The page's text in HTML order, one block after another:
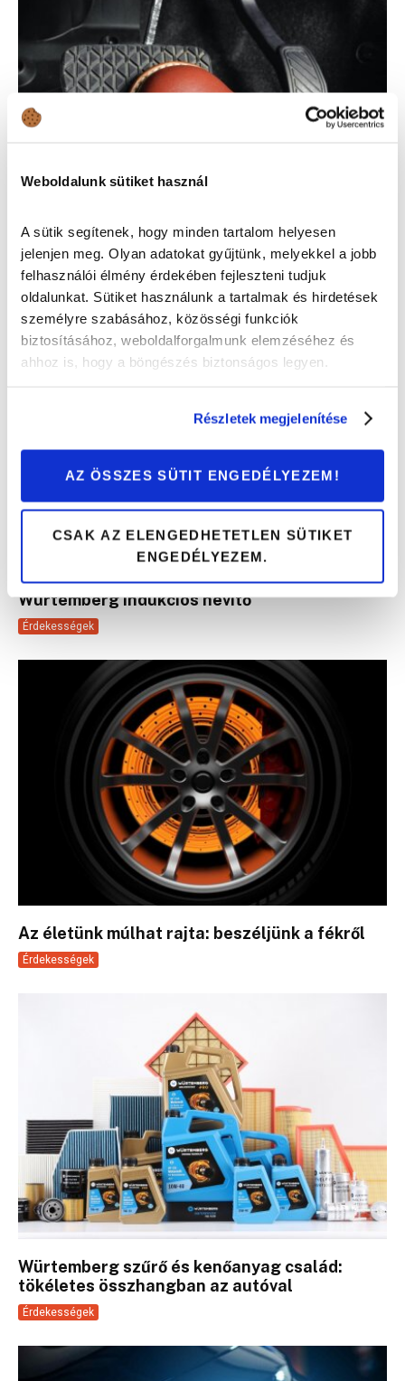
Weboldalunk sütiket használ
A sütik segítenek, hogy minden tartalom helyesen
jelenjen meg. Olyan adatokat gyűjtünk, melyekkel a jobb
felhasználói élmény érdekében fejleszteni tudjuk
oldalunkat. Sütiket használunk a tartalmak és hirdetések
személyre szabásához, közösségi funkciók
biztosításához, weboldalforgalmunk elemzéséhez és
ahhoz is, hogy a böngészés biztonságos legyen.
Részletek megjelenítése
AZ ÖSSZES SÜTIT ENGEDÉLYEZEM!
CSAK AZ ELENGEDHETETLEN SÜTIKET
ENGEDÉLYEZEM.
Fékezd magad: ne kockáztass a cserével!
Érdekességek
A rozsdás csavar többé nem akadály:
Würtemberg indukciós hevítő
Érdekességek
Az életünk múlhat rajta: beszéljünk a fékről
Érdekességek
Würtemberg szűrő és kenőanyag család:
tökéletes összhangban az autóval
Érdekességek